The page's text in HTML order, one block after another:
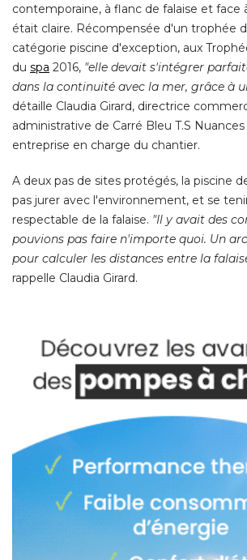
contemporaine, à flanc de falaise et face
était claire. Récompensée d'un trophée
catégorie piscine d'exception, aux
du spa 2016, "elle devait s'intégrer
dans la continuité avec la mer, grâce à
détaille Claudia Girard, directrice
administrative de Carré Bleu T.S
entreprise en charge du chantier.
A deux pas de sites protégés, la piscine
pas jurer avec l'environnement, et se
respectable de la falaise. "Il y avait des
pouvions pas faire n'importe quoi. Un
pour calculer les distances entre la
rappelle Claudia Girard.